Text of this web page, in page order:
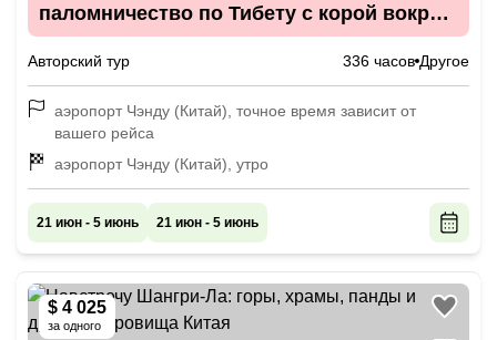
паломничество по Тибету с корой вокруг
Авторский тур 336 часов Другое
аэропорт Чэнду (Китай), точное время зависит от
вашего рейса
аэропорт Чэнду (Китай), утро
21 июн - 5 июнь 21 июн - 5 июнь
$ 4 025
за одного